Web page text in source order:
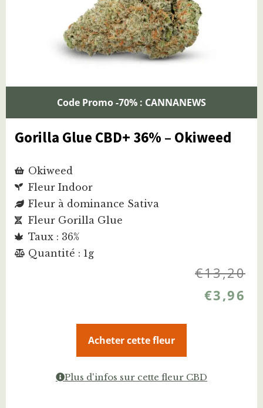
Code Promo -70% : CANNANEWS
Gorilla Glue CBD+ 36% – Okiweed
Okiweed
Fleur Indoor
Fleur à dominance Sativa
Fleur Gorilla Glue
Taux : 36%
Quantité : 1g
€13,20
€3,96
Acheter cette fleur
Plus d'infos sur cette fleur CBD